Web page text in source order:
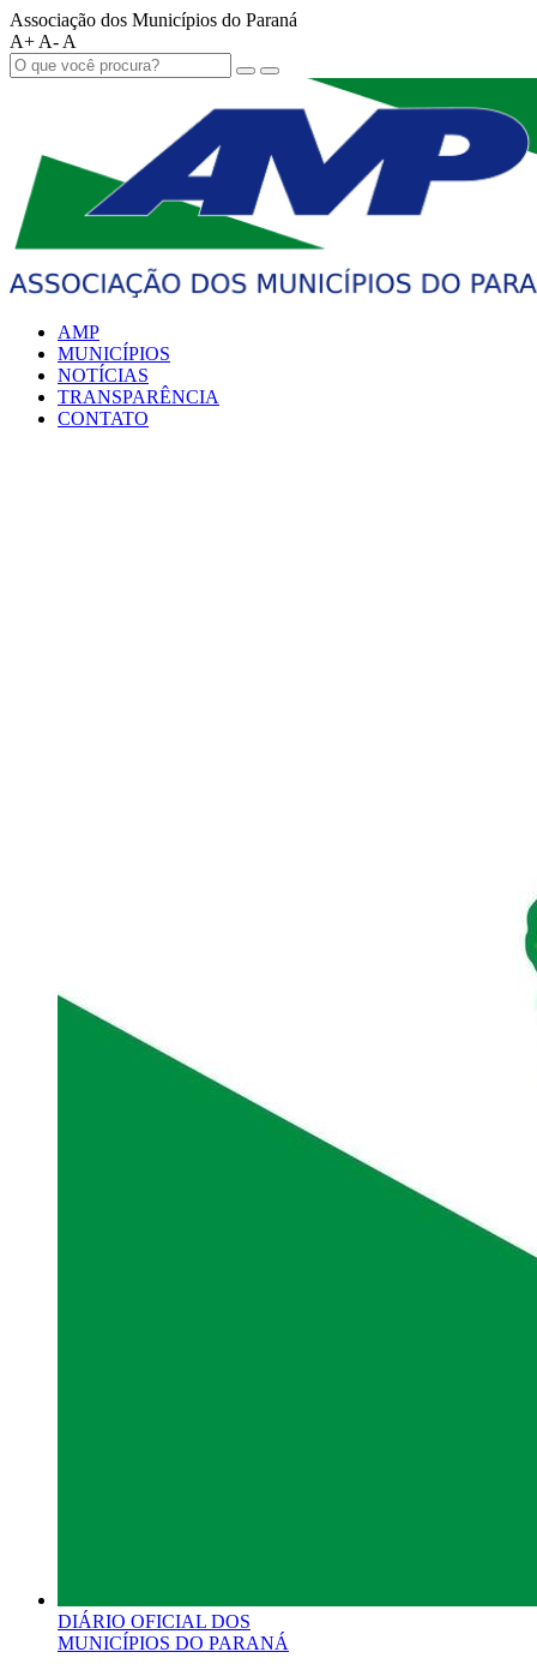
Associação dos Municípios do Paraná
A+ A- A
AMP
MUNICÍPIOS
NOTÍCIAS
TRANSPARÊNCIA
CONTATO
DIÁRIO OFICIAL DOS
MUNICÍPIOS DO PARANÁ